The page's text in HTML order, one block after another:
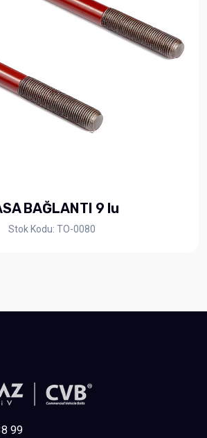
BAĞLANTI 9 lu
Stok Kodu: TO-0080
99